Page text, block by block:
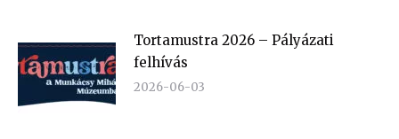
Tortamustra 2026 – Pályázati
felhívás
2026-06-03